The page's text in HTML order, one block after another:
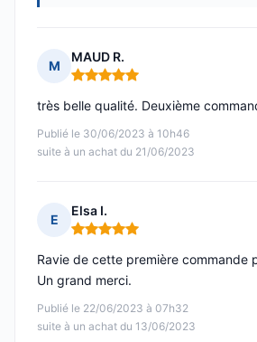
M
MAUD R.
Note : 5 sur 5
Publié le 30/06/2023 à 10h46
suite à un achat du 21/06/2023
très belle qualité. Deuxième
E
Elsa I.
Note : 5 sur 5
Publié le 22/06/2023 à 07h32
suite à un achat du 13/06/2023
Ravie de cette première commande
Un grand merci.